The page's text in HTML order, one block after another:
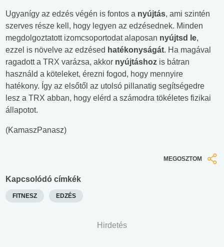
Ugyanígy az edzés végén is fontos a nyújtás, ami szintén
szerves része kell, hogy legyen az edzésednek. Minden
megdolgoztatott izomcsoportodat alaposan nyújtsd le,
ezzel is növelve az edzésed hatékonyságát. Ha magával
ragadott a TRX varázsa, akkor nyújtáshoz is bátran
használd a köteleket, érezni fogod, hogy mennyire
hatékony. Így az elsőtől az utolsó pillanatig segítségedre
lesz a TRX abban, hogy elérd a számodra tökéletes fizikai
állapotot.
(KamaszPanasz)
MEGOSZTOM
Kapcsolódó címkék
FITNESZ EDZÉS
Hirdetés